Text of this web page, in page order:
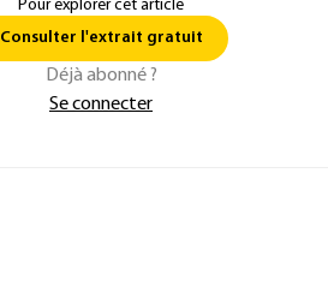
Pour explorer cet article
Consulter l'extrait gratuit
Déjà abonné ?
Se connecter